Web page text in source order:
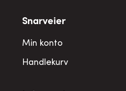
Snarveier
Min konto
Handlekurv